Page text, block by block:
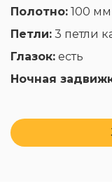
Полотно: 100 мм
Петли: 3 петли
Глазок: есть
Ночная